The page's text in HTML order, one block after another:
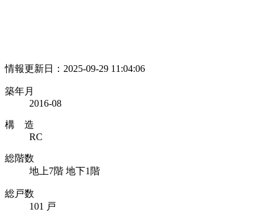
情報更新日：2025-09-29 11:04:06
築年月
2016-08
構 造
RC
総階数
地上7階 地下1階
総戸数
101 戸